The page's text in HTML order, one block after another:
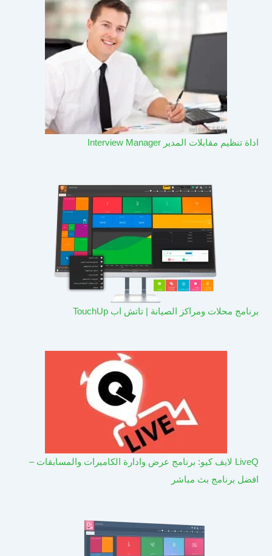
اداة تنظيم مقابلات المدير Interview Manager
برنامج محلات ومراكز الصيانة | تاتش اب TouchUp
LiveQ لايف كيو: برنامج عرض وادارة الكاميرات والمسابقات –
افضل برنامج بث مباشر